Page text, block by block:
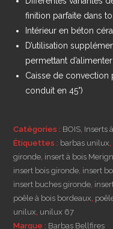
finition parfaite dans
Intérieur en béton
D’utilisation
permettant
Caisse de convection
conduit en 45°)
Catégories : BOIS, Inserts
Étiquettes : barbas unilux,
gironde, insert à bois
insert bois gironde, insert
insert buches gironde,
poêle à bois bordeaux,
unilux, unilux 67
Marque : Barbas Bellfires